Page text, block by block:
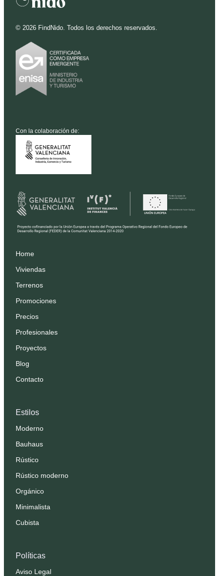
© 2026 FindNido. Todos los derechos reservados.
Con la colaboración de:
Estilos
Moderno
Bauhaus
Rústico
Rústico moderno
Orgánico
Minimalista
Cubista
Políticas
Aviso Legal
Home
Viviendas
Terrenos
Promociones
Precios
Profesionales
Proyectos
Blog
Contacto